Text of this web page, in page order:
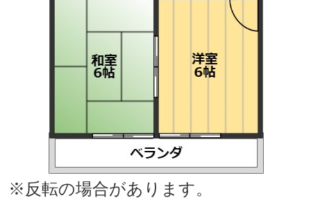
※反転の場合があります。